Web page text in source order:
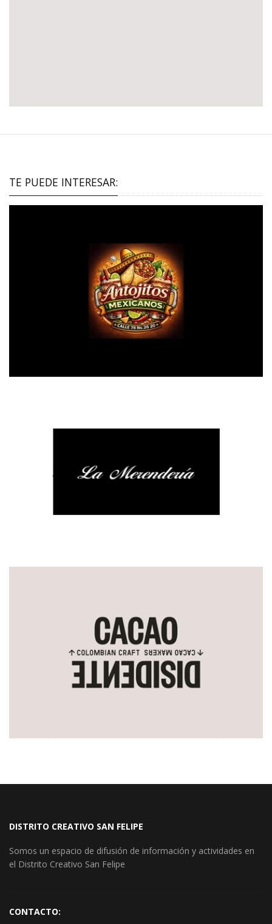
TE PUEDE INTERESAR:
DISTRITO CREATIVO SAN FELIPE
Somos un espacio de difusión de información y actividades en
el Distrito Creativo San Felipe
CONTACTO: